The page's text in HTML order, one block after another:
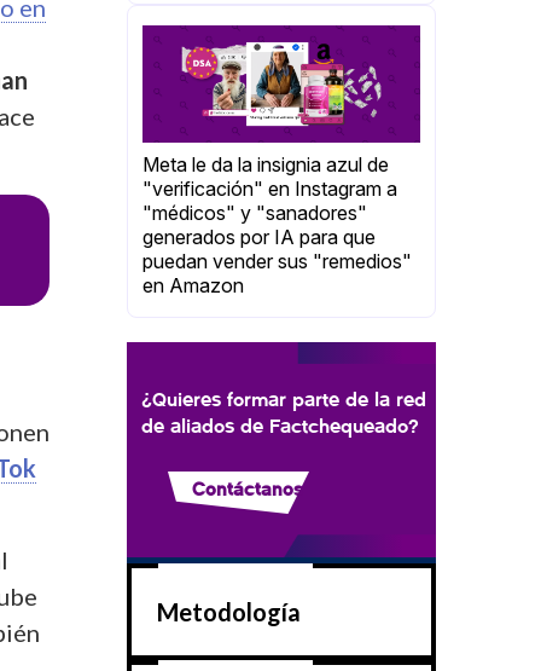
en
Meta le da la insignia azul de
"verificación" en Instagram a
"médicos" y "sanadores"
generados por IA para que
puedan vender sus "remedios"
en Amazon
¿Quieres formar parte de la red
de aliados de Factchequeado?
Contáctanos
Metodología